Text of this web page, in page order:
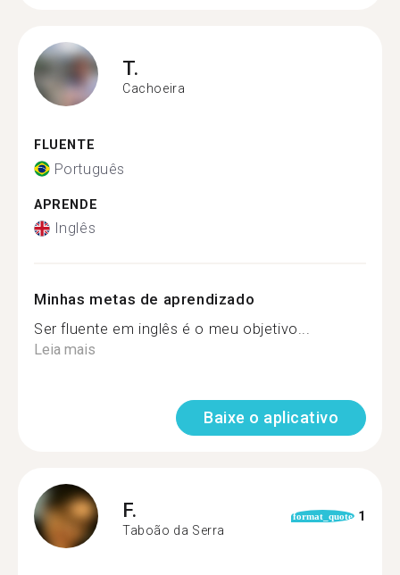
T.
Cachoeira
FLUENTE
Português
APRENDE
Inglês
Minhas metas de aprendizado
Ser fluente em inglês é o meu objetivo...
Leia mais
Baixe o aplicativo
F.
Taboão da Serra
format_quote 1